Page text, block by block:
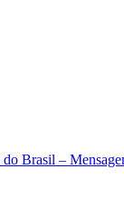
Brasil –